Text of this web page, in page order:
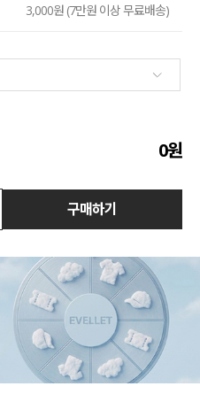
3,000원 (7만원 이상 무료배송)
0원
구매하기